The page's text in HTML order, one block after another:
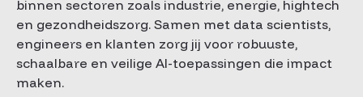
binnen sectoren zoals industrie, energie, hightech
en gezondheidszorg. Samen met data scientists,
engineers en klanten zorg jij voor robuuste,
schaalbare en veilige AI-toepassingen die impact
maken.